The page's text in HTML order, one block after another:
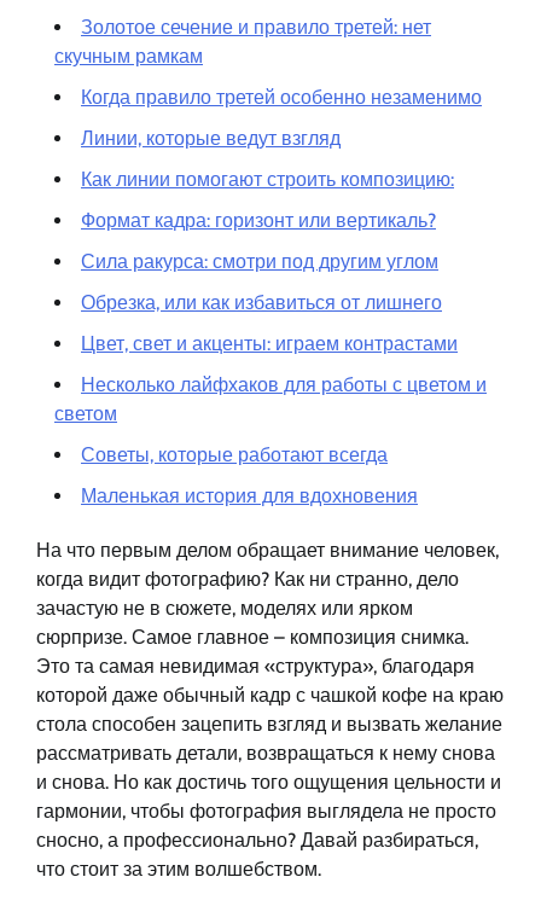
Золотое сечение и правило третей: нет
скучным рамкам
Когда правило третей особенно незаменимо
Линии, которые ведут взгляд
Как линии помогают строить композицию:
Формат кадра: горизонт или вертикаль?
Сила ракурса: смотри под другим углом
Обрезка, или как избавиться от лишнего
Цвет, свет и акценты: играем контрастами
Несколько лайфхаков для работы с цветом и
светом
Советы, которые работают всегда
Маленькая история для вдохновения
На что первым делом обращает внимание человек,
когда видит фотографию? Как ни странно, дело
зачастую не в сюжете, моделях или ярком
сюрпризе. Самое главное – композиция снимка.
Это та самая невидимая «структура», благодаря
которой даже обычный кадр с чашкой кофе на краю
стола способен зацепить взгляд и вызвать желание
рассматривать детали, возвращаться к нему снова
и снова. Но как достичь того ощущения цельности и
гармонии, чтобы фотография выглядела не просто
сносно, а профессионально? Давай разбираться,
что стоит за этим волшебством.